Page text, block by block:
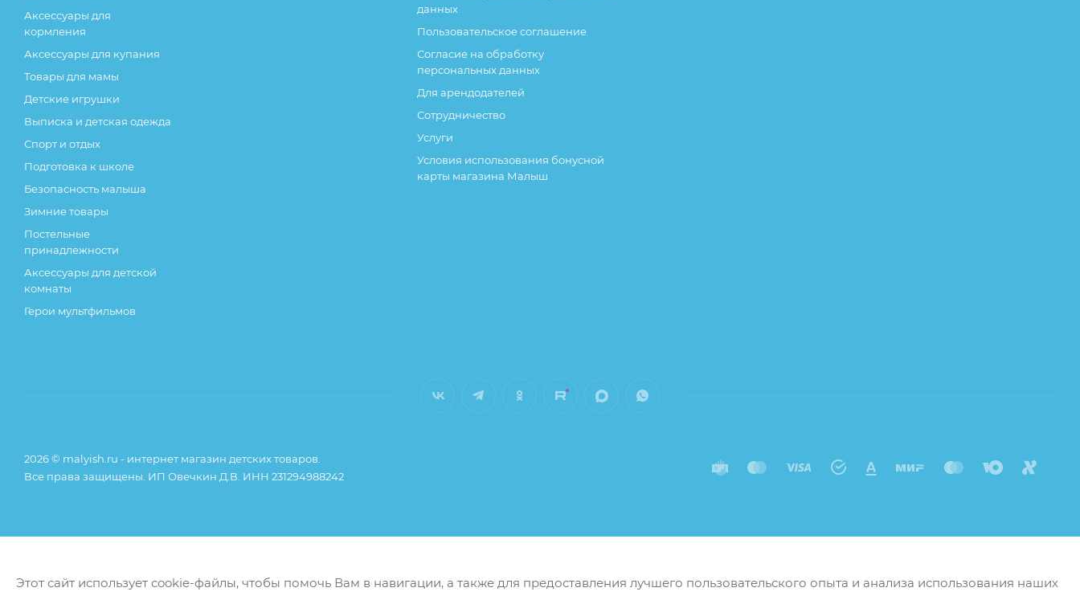
Аксессуары для
кормления
Аксессуары для купания
Товары для мамы
Детские игрушки
Выписка и детская одежда
Спорт и отдых
Подготовка к школе
Безопасность малыша
Зимние товары
Постельные
принадлежности
Аксессуары для детской
комнаты
Герои мультфильмов
данных
Пользовательское соглашение
Согласие на обработку
персональных данных
Для арендодателей
Сотрудничество
Услуги
Условия использования бонусной
карты магазина Малыш
2026 © malyish.ru - интернет магазин детских товаров.
Все права защищены. ИП Овечкин Д.В. ИНН 231294988242
Этот сайт использует cookie-файлы, чтобы помочь Вам в навигации, а также для предоставления лучшего пользовательского опыта и анализа использования наших